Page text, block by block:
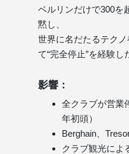
ベルリンだけで300を
黙し、
世界に名だたるテク
て“完全停止”を経験し
影響：
全クラブが営業
年初頭）
Berghain、
クラブ観光によ